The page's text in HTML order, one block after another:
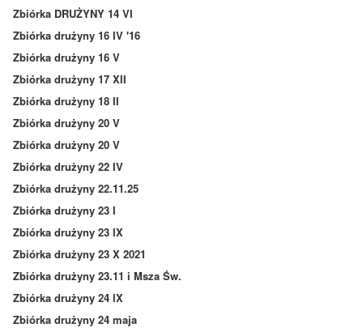
Zbiórka DRUŻYNY 14 VI
Zbiórka drużyny 16 IV '16
Zbiórka drużyny 16 V
Zbiórka drużyny 17 XII
Zbiórka drużyny 18 II
Zbiórka drużyny 20 V
Zbiórka drużyny 20 V
Zbiórka drużyny 22 IV
Zbiórka drużyny 22.11.25
Zbiórka drużyny 23 I
Zbiórka drużyny 23 IX
Zbiórka drużyny 23 X 2021
Zbiórka drużyny 23.11 i Msza Św.
Zbiórka drużyny 24 IX
Zbiórka drużyny 24 maja